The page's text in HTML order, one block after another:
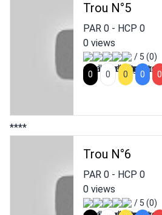
Trou N°5
PAR 0- HCP 0
0 views
/ 5 (0)
0
0 0 0 0
****
Trou N°6
PAR 0- HCP 0
0 views
/ 5 (0)